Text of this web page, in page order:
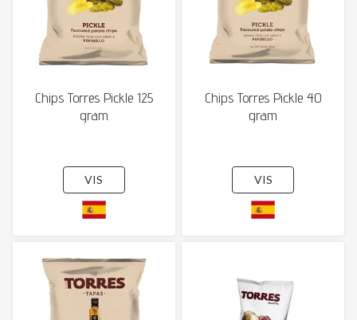
Chips Torres Pickle 125
gram
VIS
Chips Torres Pickle 40
gram
VIS